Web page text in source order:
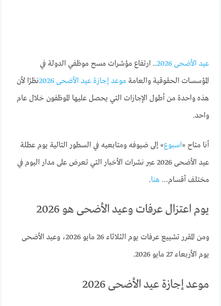
عيد الأضحى 2026
.. ارتفاع مؤشرات مسح موظفي الدولة في
المؤسسات الحقوقية والعامة موعد إجازة عيد الأضحى 2026
نظرًا لأن
هذه واحدة من أطول الإجازات التي يحصل عليها الموظفون خلال عام
واحد.
أنا متاح «اسبوع» إلى ضيوفه ومتابعيه في السطور التالية يوم عطلة
عيد الأضحى 2026 عبر نشرات الأخبار التي تعرض على مدار اليوم في
مختلف أقسام… هنا.
يوم اعتزال عرفات وعيد الأضحى هو 2026
ومن المقرر تشييع عرفات يوم الثلاثاء 26 مايو 2026، وعيد الأضحى
يوم الأربعاء 27 مايو 2026.
موعد إجازة عيد الأضحى 2026